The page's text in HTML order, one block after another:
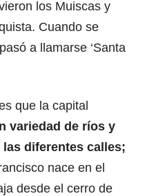
los Muiscas y
Cuando se
a llamarse ‘Santa
que la capital
variedad de ríos y
diferentes calles;
nace en el
desde el cerro de